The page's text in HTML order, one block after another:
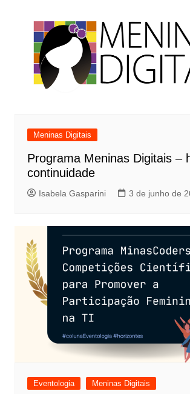
Meninas Digitais
Programa Meninas Digitais –
continuidade
Isabela Gasparini 3 de junho de
Eventologia Meninas Digitais